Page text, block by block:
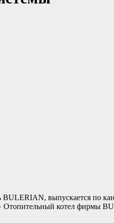
BULERIAN, выпускается по
Отопительный котел фирмы